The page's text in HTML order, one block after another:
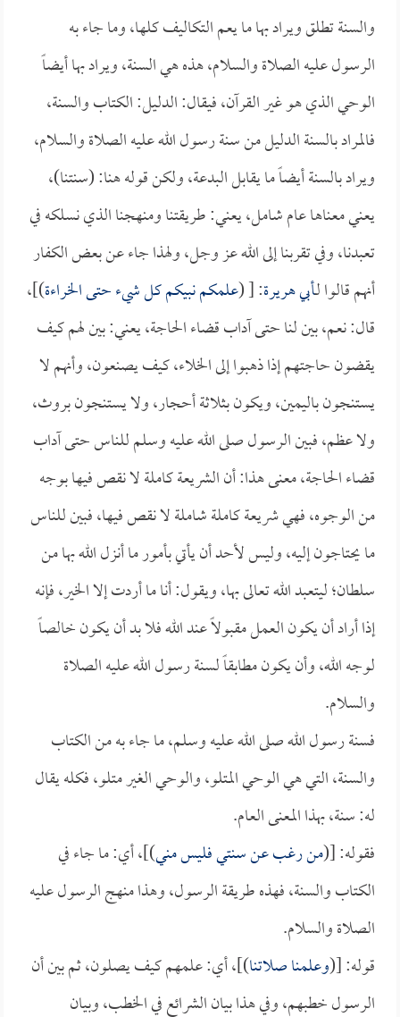
والسنة تطلق ويراد بها ما يعم التكاليف كلها، وما جاء به
الرسول عليه الصلاة والسلام، هذه هي السنة، ويراد بها أيضاً
الوحي الذي هو غير القرآن، فيقال: الدليل: الكتاب والسنة،
فالمراد بالسنة الدليل من سنة رسول الله عليه الصلاة والسلام،
ويراد بالسنة أيضاً ما يقابل البدعة، ولكن قوله هنا: (سنتنا)،
يعني معناها عام شامل، يعني: طريقتنا ومنهجنا الذي نسلكه في
تعبدنا، وفي تقربنا إلى الله عز وجل، ولهذا جاء عن بعض الكفار
أنهم قالوا لـأبي هريرة: [ (علمكم نبيكم كل شيء حتى الخراءة)]،
قال: نعم، بين لنا حتى آداب قضاء الحاجة، يعني: بين لهم كيف
يقضون حاجتهم إذا ذهبوا إلى الخلاء، كيف يصنعون، وأنهم لا
يستنجون باليمين، ويكون بثلاثة أحجار، ولا يستنجون بروث،
ولا عظم، فبين الرسول صلى الله عليه وسلم للناس حتى آداب
قضاء الحاجة، معنى هذا: أن الشريعة كاملة لا نقص فيها بوجه
من الوجوه، فهي شريعة كاملة شاملة لا نقص فيها، فبين للناس
ما يحتاجون إليه، وليس لأحد أن يأتي بأمور ما أنزل الله بها من
سلطان؛ ليتعبد الله تعالى بها، ويقول: أنا ما أردت إلا الخير، فإنه
إذا أراد أن يكون العمل مقبولاً عند الله فلا بد أن يكون خالصاً
لوجه الله، وأن يكون مطابقاً لسنة رسول الله عليه الصلاة
والسلام.
فسنة رسول الله صلى الله عليه وسلم، ما جاء به من الكتاب
والسنة، التي هي الوحي المتلو، والوحي الغير متلو، فكله يقال
له: سنة، بهذا المعنى العام.
فقوله: [(من رغب عن سنتي فليس مني)]، أي: ما جاء في
الكتاب والسنة، فهذه طريقة الرسول، وهذا منهج الرسول عليه
الصلاة والسلام.
قوله: [(وعلمنا صلاتنا)]، أي: علمهم كيف يصلون، ثم بين أن
الرسول خطبهم، وفي هذا بيان الشرائع في الخطب، وبيان